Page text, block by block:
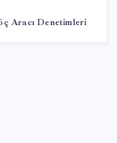
Aracı Denetimleri